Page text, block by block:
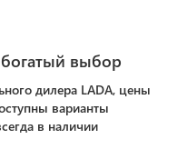
выбор
дилера LADA, цены
варианты
в наличии